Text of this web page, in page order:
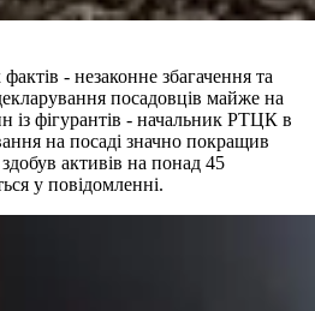
- незаконне збагачення та
посадовців майже на
із фігурантів - начальник РТЦК в
на посаді значно покращив
активів на понад 45
у повідомленні.